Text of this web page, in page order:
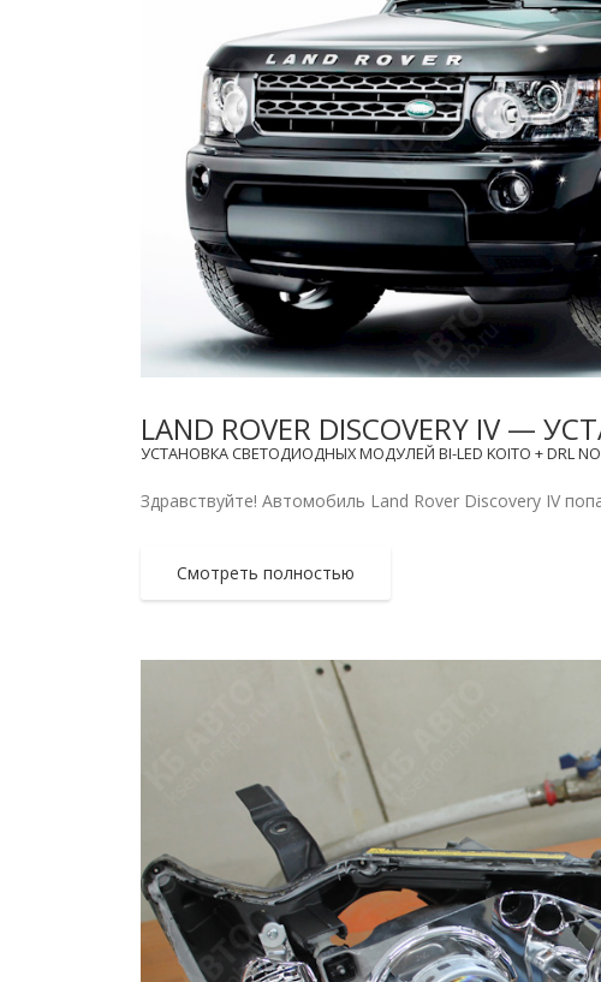
LAND ROVER DISCOVERY IV —
УСТАНОВКА СВЕТОДИОДНЫХ МОДУЛЕЙ BI-LED KOITO + DRL
Здравствуйте! Автомобиль Land Rover Discovery IV
Смотреть полностью